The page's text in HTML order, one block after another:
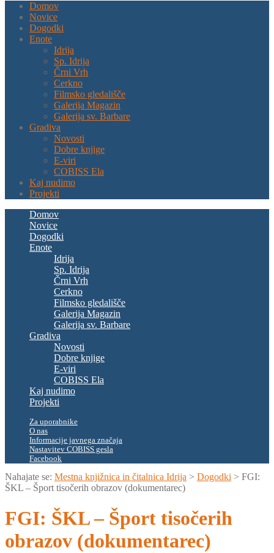
Domov
Novice
Dogodki
Enote
Idrija
Sp. Idrija
Črni Vrh
Cerkno
Filmsko gledališče
Galerija Magazin
Galerija sv. Barbare
Gradiva
Novosti
Dobre knjige
E-viri
COBISS Ela
Kaj nudimo
Projekti
Domov
Novice
Dogodki
Enote
Idrija
Sp. Idrija
Črni Vrh
Cerkno
Filmsko gledališče
Galerija Magazin
Galerija sv. Barbare
Gradiva
Novosti
Dobre knjige
E-viri
COBISS Ela
Kaj nudimo
Projekti
Za uporabnike
O nas
Informacije javnega značaja
Nastavitev COBISS gesla
Facebook
Nahajate se: Mestna knjižnica in čitalnica Idrija > Dogodki > FGI:
ŠKL – Šport tisočerih obrazov (dokumentarec)
FGI: ŠKL – Šport tisočerih
obrazov (dokumentarec)